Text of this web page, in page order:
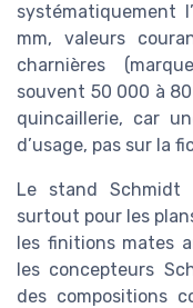
systématiquement
mm, valeurs
charnières
souvent 50 000 à
quincaillerie, car
d’usage, pas sur la
Le stand Schmidt
surtout pour les
les finitions mates
les concepteurs
des compositions